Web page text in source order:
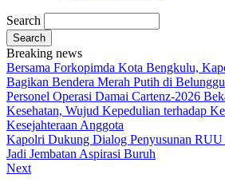
Search
Breaking news
Bersama Forkopimda Kota Bengkulu,
Bagikan Bendera Merah Putih di
Personel Operasi Damai Cartenz-2026
Kesehatan, Wujud Kepedulian terhadap
Kesejahteraan Anggota
Kapolri Dukung Dialog Penyusunan RUU
Jadi Jembatan Aspirasi Buruh
Next